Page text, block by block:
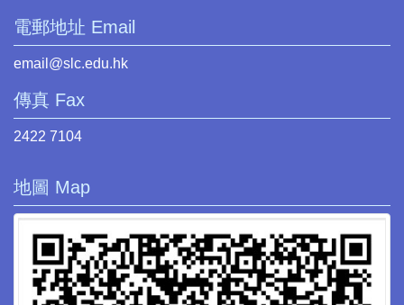
電郵地址 Email
email@slc.edu.hk
傳真 Fax
2422 7104
地圖 Map